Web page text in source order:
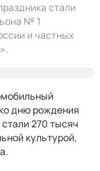
стали
№ 1
и частных
дню рождения
270 тысяч
культурой,